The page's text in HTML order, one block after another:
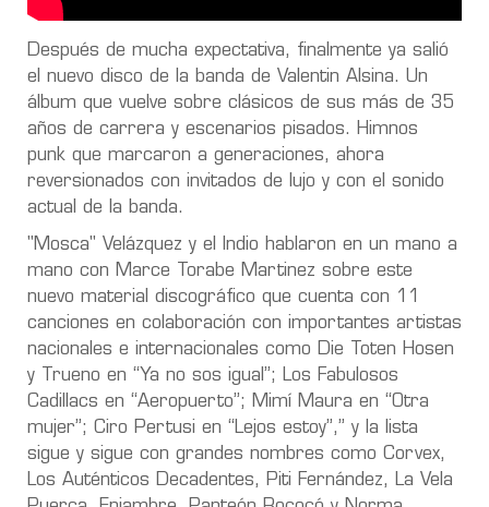
Después de mucha expectativa, finalmente ya salió
el nuevo disco de la banda de Valentin Alsina. Un
álbum que vuelve sobre clásicos de sus más de 35
años de carrera y escenarios pisados. Himnos
punk que marcaron a generaciones, ahora
reversionados con invitados de lujo y con el sonido
actual de la banda.
"Mosca" Velázquez y el Indio hablaron en un mano a
mano con Marce Torabe Martinez sobre este
nuevo material discográfico que cuenta con 11
canciones en colaboración con importantes artistas
nacionales e internacionales como Die Toten Hosen
y Trueno en “Ya no sos igual”; Los Fabulosos
Cadillacs en “Aeropuerto”; Mimí Maura en “Otra
mujer”; Ciro Pertusi en “Lejos estoy”,” y la lista
sigue y sigue con grandes nombres como Corvex,
Los Auténticos Decadentes, Piti Fernández, La Vela